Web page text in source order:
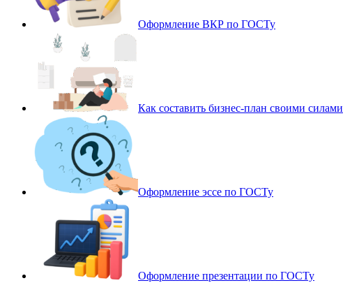
Оформление ВКР по ГОСТу
Как составить бизнес-план своими силами
Оформление эссе по ГОСТу
Оформление презентации по ГОСТу